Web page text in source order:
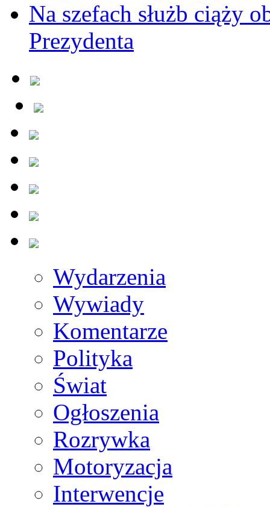
Na szefach służb ciąży
Prezydenta
Wydarzenia
Wywiady
Komentarze
Polityka
Świat
Ogłoszenia
Rozrywka
Motoryzacja
Interwencje